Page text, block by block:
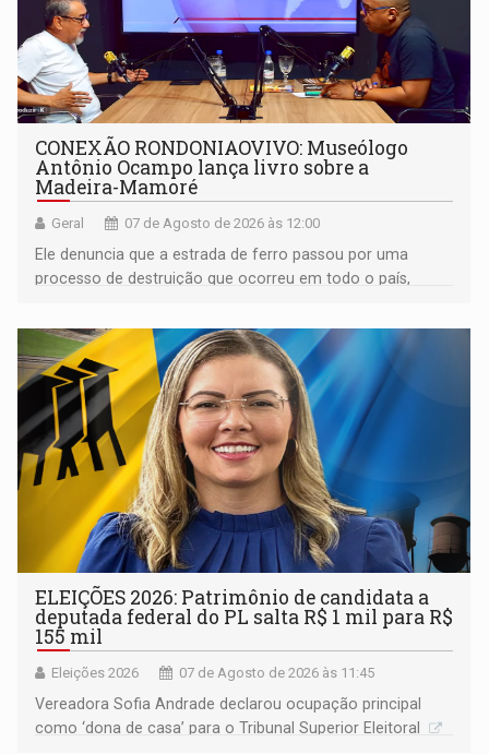
CONEXÃO RONDONIAOVIVO: Museólogo
Antônio Ocampo lança livro sobre a
Madeira-Mamoré
Geral 07 de Agosto de 2026 às 12:00
Ele denuncia que a estrada de ferro passou por uma
processo de destruição que ocorreu em todo o país,
ELEIÇÕES 2026: Patrimônio de candidata a
deputada federal do PL salta R$ 1 mil para R$
155 mil
Eleições 2026 07 de Agosto de 2026 às 11:45
Vereadora Sofia Andrade declarou ocupação principal
como ‘dona de casa’ para o Tribunal Superior Eleitoral